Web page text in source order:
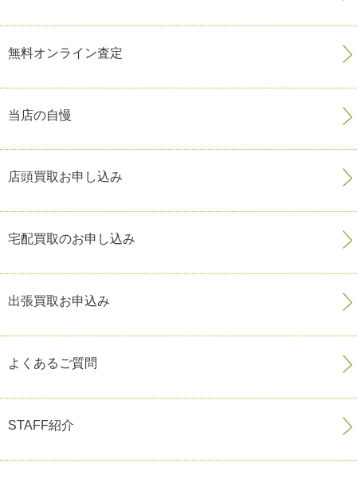
無料オンライン査定
当店の自慢
店頭買取お申し込み
宅配買取のお申し込み
出張買取お申込み
よくあるご質問
STAFF紹介